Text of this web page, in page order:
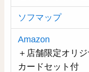
ソフマップ
Amazon
＋店舗限定オリ
カードセット付